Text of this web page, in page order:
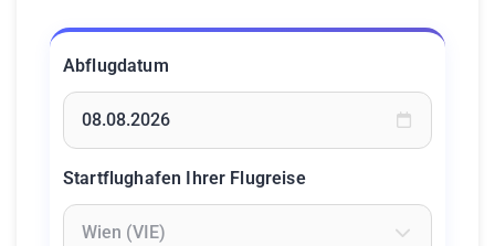
Abflugdatum
Startflughafen Ihrer Flugreise